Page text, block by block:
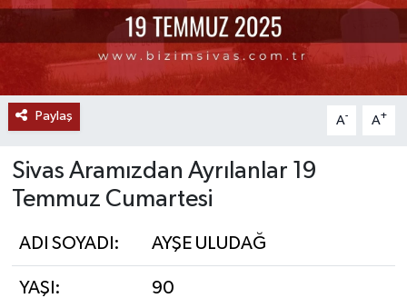
Paylaş A- A+
Sivas Aramızdan Ayrılanlar 19
Temmuz Cumartesi
ADI SOYADI: AYŞE ULUDAĞ
YAŞI: 90
SOSYAL YARDIMLAR
SPONSORLU YAZI
SPOR
YAŞAM